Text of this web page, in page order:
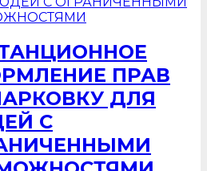
ПРАВ
ДЛЯ
С